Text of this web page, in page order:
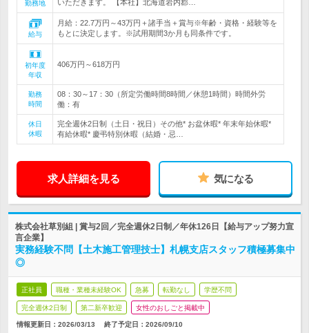
勤務地 いただきます。 【本社】北海道岩内郡…
給与
月給：22.7万円～43万円＋諸手当＋賞与※年齢・資格・経験等を
もとに決定します。※試用期間3か月も同条件です。
初年度
年収
406万円～618万円
勤務
時間
08：30～17：30（所定労働時間8時間／休憩1時間）時間外労
働：有
休日
休暇
完全週休2日制（土日・祝日）その他* お盆休暇* 年末年始休暇*
有給休暇* 慶弔特別休暇（結婚・忌…
求人詳細を見る 気になる
株式会社草別組 | 賞与2回／完全週休2日制／年休126日【給与アップ努力宣
言企業】
実務経験不問【土木施工管理技士】札幌支店スタッフ積極募集中
◎
正社員 職種・業種未経験OK 急募 転勤なし 学歴不問
完全週休2日制 第二新卒歓迎 女性のおしごと掲載中
情報更新日：2026/03/13 終了予定日： 2026/09/10